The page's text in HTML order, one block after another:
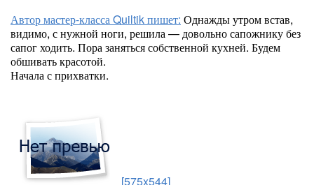
Автор мастер-класса Quiltik пишет: Однажды утром встав,
видимо, с нужной ноги, решила — довольно сапожнику без
сапог ходить. Пора заняться собственной кухней. Будем
обшивать красотой.
Начала с прихватки.
[575x544]